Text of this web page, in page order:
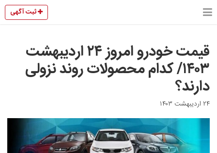
ثبت آگهی
قیمت خودرو امروز ۲۴ اردیبهشت
۱۴۰۳/ کدام محصولات روند نزولی
دارند؟
۲۴ اردیبهشت ۱۴۰۳